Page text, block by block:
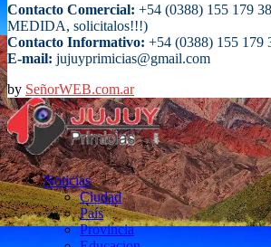
Contacto Comercial: +54 (0388) 155 179
MEDIDA, solicitalos!!!)
Contacto Informativo: +54 (0388) 155 179
E-mail: jujuyprimicias@gmail.com
by SeñorWEB.com.ar
Facebook
Twitter
Instagram
Email
Noticias
Ciudad
País
Provincia